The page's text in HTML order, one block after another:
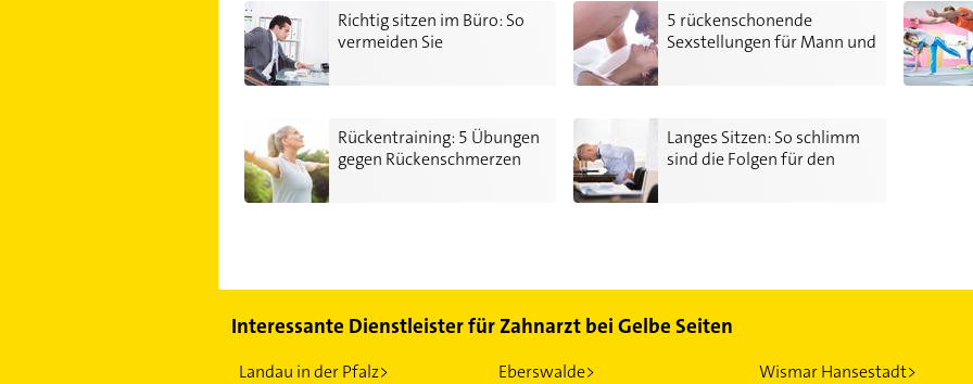
Richtig sitzen im Büro: So
vermeiden Sie
Richtig sitzen im Büro: So vermeiden Sie Rückenschmerzen5 rückenschonende
Sexstellungen für Mann und
5 rückenschonende Sexstellungen für Mann und Frau
Pilates
Rückentraining: 5 Übungen
gegen Rückenschmerzen
Rückentraining: 5 Übungen gegen Rückenschmerzen
Langes Sitzen: So schlimm
sind die Folgen für den
Langes Sitzen: So schlimm sind die Folgen für den
Interessante Dienstleister für Zahnarzt bei Gelbe Seiten
Landau in der Pfalz> Eberswalde> Wismar Hansestadt>